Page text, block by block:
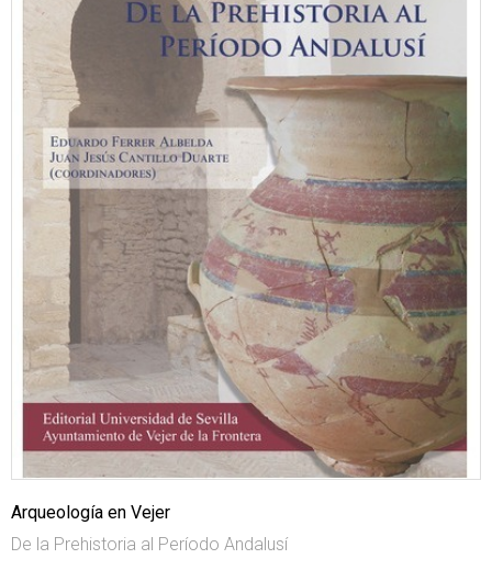
Arqueología en Vejer
De la Prehistoria al Período Andalusí